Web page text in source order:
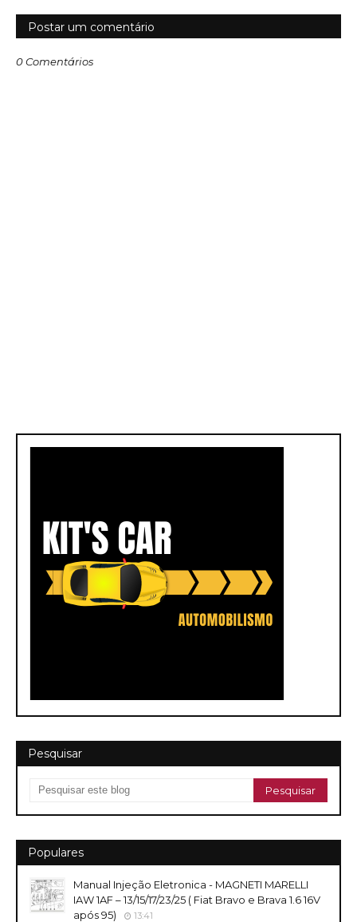
Postar um comentário
0 Comentários
Pesquisar
Populares
Manual Injeção Eletronica - MAGNETI MARELLI
IAW 1AF – 13/15/17/23/25 ( Fiat Bravo e Brava 1.6 16V
após 95)
13:41